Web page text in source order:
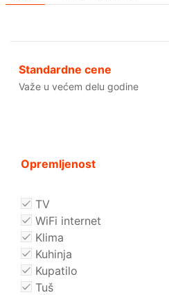
Standardne cene
Važe u većem delu godine
Opremljenost
TV
WiFi internet
Klima
Kuhinja
Kupatilo
Tuš